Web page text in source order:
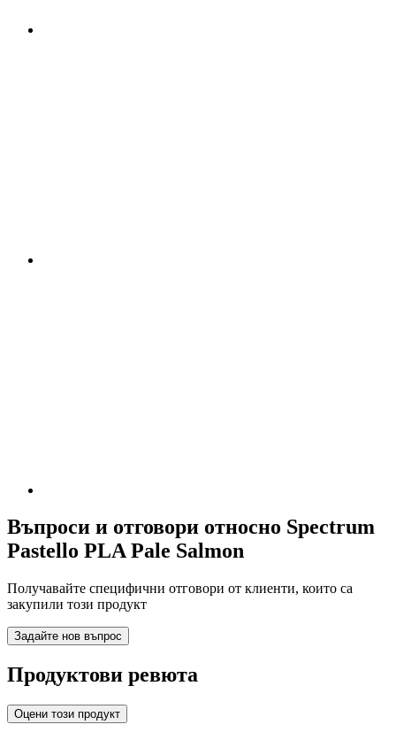
Въпроси и отговори относно Spectrum
Pastello PLA Pale Salmon
Получавайте специфични отговори от клиенти, които са
закупили този продукт
Задайте нов въпрос
Продуктови ревюта
Оцени този продукт